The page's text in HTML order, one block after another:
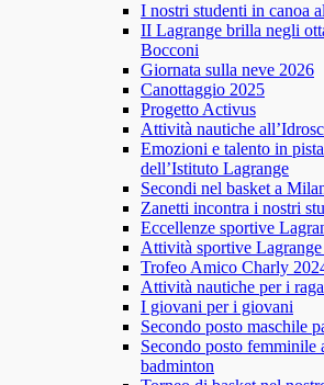
I nostri studenti in canoa
II Lagrange brilla negli
Bocconi
Giornata sulla neve 2026
Canottaggio 2025
Progetto Activus
Attività nautiche
Emozioni e talento in
dell’Istituto Lagrange
Secondi nel basket a
Zanetti incontra i nostri
Eccellenze sportive
Attività sportive
Trofeo Amico Charly
Attività nautiche per i
I giovani per i giovani
Secondo posto maschile
Secondo posto
badminton